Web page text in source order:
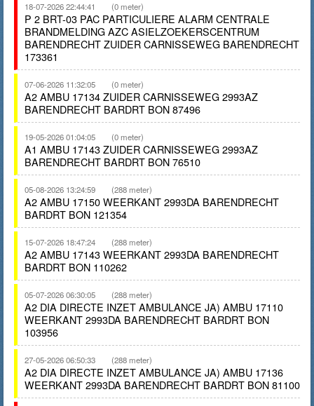
18-07-2026 22:44:41 (0 meter)
P 2 BRT-03 PAC PARTICULIERE ALARM CENTRALE
BRANDMELDING AZC ASIELZOEKERSCENTRUM
BARENDRECHT ZUIDER CARNISSEWEG BARENDRECHT
173361
07-06-2026 11:32:05 (0 meter)
A2 AMBU 17134 ZUIDER CARNISSEWEG 2993AZ
BARENDRECHT BARDRT BON 87496
19-05-2026 01:04:05 (0 meter)
A1 AMBU 17143 ZUIDER CARNISSEWEG 2993AZ
BARENDRECHT BARDRT BON 76510
05-08-2026 13:24:59 (288 meter)
A2 AMBU 17150 WEERKANT 2993DA BARENDRECHT
BARDRT BON 121354
15-07-2026 18:47:24 (288 meter)
A2 AMBU 17143 WEERKANT 2993DA BARENDRECHT
BARDRT BON 110262
05-07-2026 06:30:05 (288 meter)
A2 DIA DIRECTE INZET AMBULANCE JA) AMBU 17110
WEERKANT 2993DA BARENDRECHT BARDRT BON
103956
27-05-2026 06:50:33 (288 meter)
A2 DIA DIRECTE INZET AMBULANCE JA) AMBU 17136
WEERKANT 2993DA BARENDRECHT BARDRT BON 81100